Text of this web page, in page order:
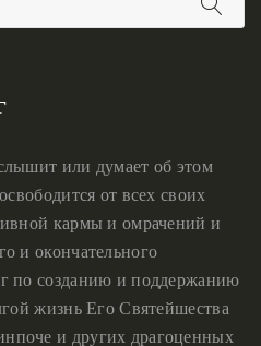
или думает об этом
от всех своих
кармы и омрачений и
и окончательного
по созданию и поддержанию
жизнь Его Святейшества
и других драгоценных